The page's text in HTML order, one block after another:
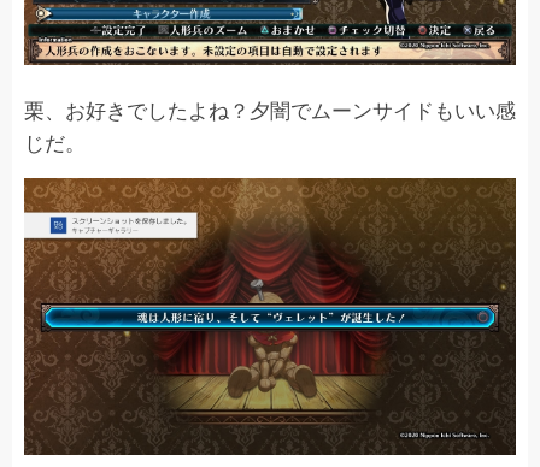
栗、お好きでしたよね？夕闇でムーンサイドもいい感
じだ。